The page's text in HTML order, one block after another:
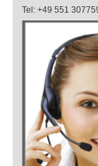
Tel: +49 551